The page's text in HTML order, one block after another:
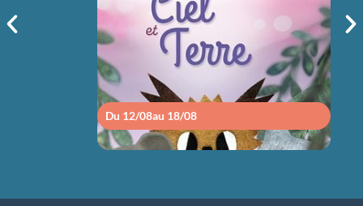
Du 12/08au 18/08
sam 15/08
14h30